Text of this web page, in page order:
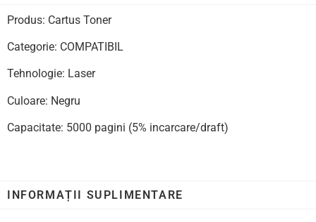
Produs: Cartus Toner
Categorie: COMPATIBIL
Tehnologie: Laser
Culoare: Negru
Capacitate: 5000 pagini (5% incarcare/draft)
INFORMAȚII SUPLIMENTARE